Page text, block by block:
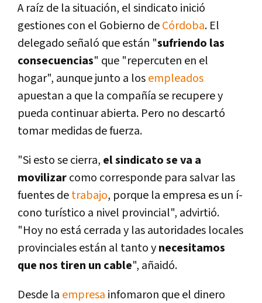
A raí­z de la situación, el sindicato inició
gestiones con el Gobierno deCórdoba. El
delegado señaló que están "sufriendo las
consecuencias" que "repercuten en el
hogar", aunque junto a losempleados
apuestan a que la compañí­a se recupere y
pueda continuar abierta. Pero no descartó
tomar medidas de fuerza.
"Si esto se cierra, el sindicato se va a
movilizarcomo corresponde para salvar las
fuentes detrabajo, porque la empresa es un í­
cono turí­stico a nivel provincial", advirtió.
"Hoy no está cerrada y las autoridades locales
provinciales están al tanto ynecesitamos
que nos tiren un cable", añaidó.
Desde la empresa infomaron que el dinero